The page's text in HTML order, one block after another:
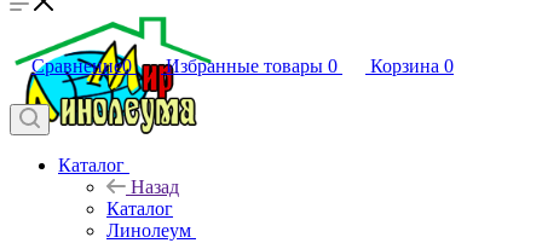
Сравнение0 Избранные товары 0 Корзина 0
Каталог
Назад
Каталог
Линолеум